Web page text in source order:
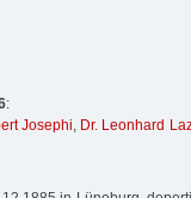
:
Josephi, Dr. Leonhard